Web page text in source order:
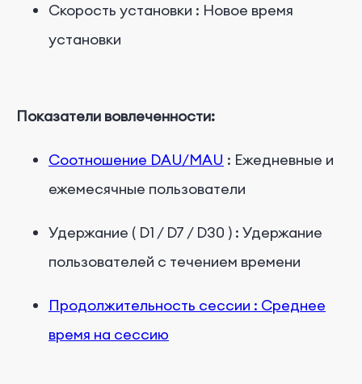
Скорость установки : Новое время
установки
Показатели вовлеченности:
Соотношение DAU/MAU : Ежедневные и
ежемесячные пользователи
Удержание ( D1 / D7 / D30 ) : Удержание
пользователей с течением времени
Продолжительность сессии : Среднее
время на сессию